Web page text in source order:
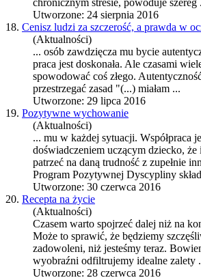
chronicznym stresie, powoduje szereg
Utworzone: 24 sierpnia 2016
18. Cenisz ludzi za szczerość, a prawda w
(Aktualności)
... osób zawdzięcza mu bycie
praca jest doskonała. Ale czasami
spowodować coś złego.
przestrzegać zasad "(...) miałam ...
Utworzone: 29 lipca 2016
19. Pozytywne wychowanie
(Aktualności)
... mu w każdej sytuacji. Współpraca
doświadczeniem uczącym dziecko,
patrzeć na daną trudność z zupełnie
Program Pozytywnej Dyscypliny
Utworzone: 30 czerwca 2016
20. Recepta na życie
(Aktualności)
Czasem warto spojrzeć dalej niż na
Może to sprawić, że będziemy
zadowoleni, niż jesteśmy teraz.
wyobraźni odfiltrujemy idealne zalety
Utworzone: 28 czerwca 2016